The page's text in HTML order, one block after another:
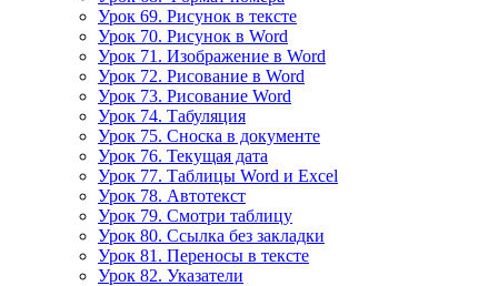
Урок 69. Рисунок в тексте
Урок 70. Рисунок в Word
Урок 71. Изображение в Word
Урок 72. Рисование в Word
Урок 73. Рисование Word
Урок 74. Табуляция
Урок 75. Сноска в документе
Урок 76. Текущая дата
Урок 77. Таблицы Word и Excel
Урок 78. Автотекст
Урок 79. Смотри таблицу
Урок 80. Ссылка без закладки
Урок 81. Переносы в тексте
Урок 82. Указатели